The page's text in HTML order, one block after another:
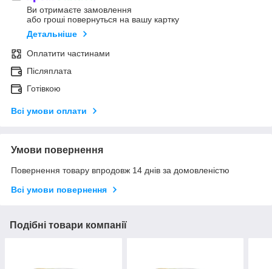
Ви отримаєте замовлення
або гроші повернуться на вашу картку
Детальніше
Оплатити частинами
Післяплата
Готівкою
Всі умови оплати
Умови повернення
Повернення товару впродовж 14 днів за домовленістю
Всі умови повернення
Подібні товари компанії